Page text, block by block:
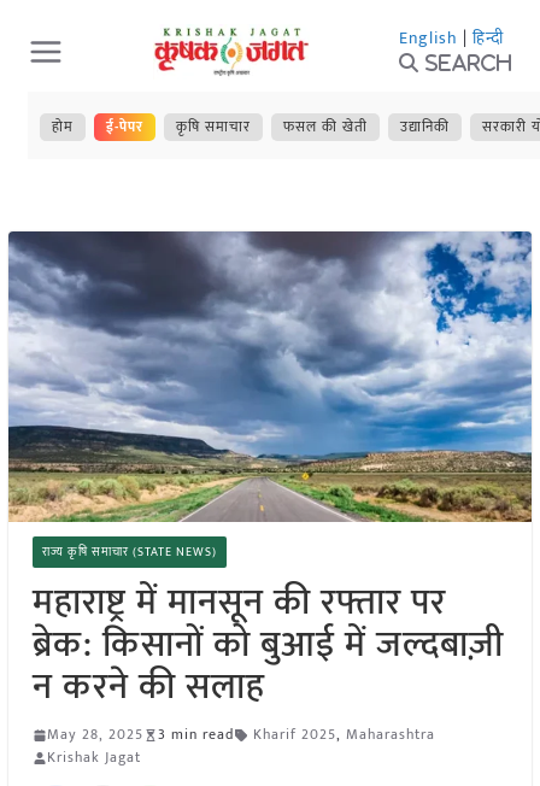
Skip
to
content
English | हिन्दी
Search
होम ई-पेपर कृषि समाचार फसल की खेती उद्यानिकी सरकारी
राज्य कृषि समाचार (STATE NEWS)
महाराष्ट्र में मानसून की रफ्तार पर
ब्रेक: किसानों को बुआई में जल्दबाज़ी
न करने की सलाह
May 28, 2025 3 min read Kharif 2025, Maharashtra
Krishak Jagat